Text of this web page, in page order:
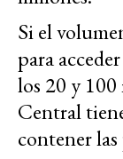
Si el
para
los 20 y
Central
contener